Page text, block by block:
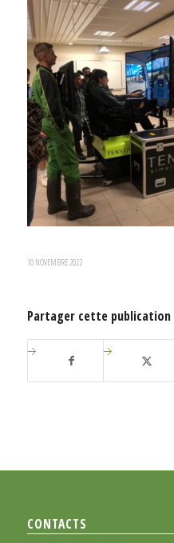
10 NOVEMBRE 2022
Partager cette publication
CONTACTS